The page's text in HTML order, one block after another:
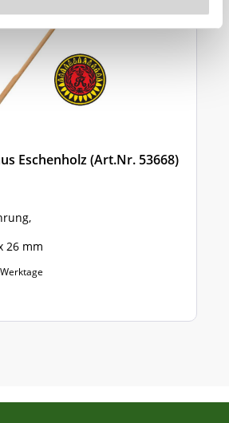
Eschenholz (Art.Nr. 53668)
26 mm